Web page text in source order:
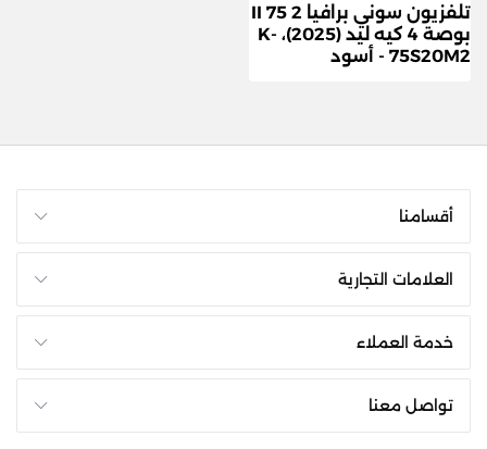
تلفزيون سوني برافيا 2 II 75
بوصة 4 كيه ليد (2025)، K-
75S20M2 - أسود
أقسامنا
العلامات التجارية
خدمة العملاء
تواصل معنا